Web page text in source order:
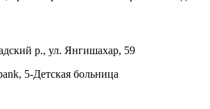
р., ул. Янгишахар, 59
5-Детская больница